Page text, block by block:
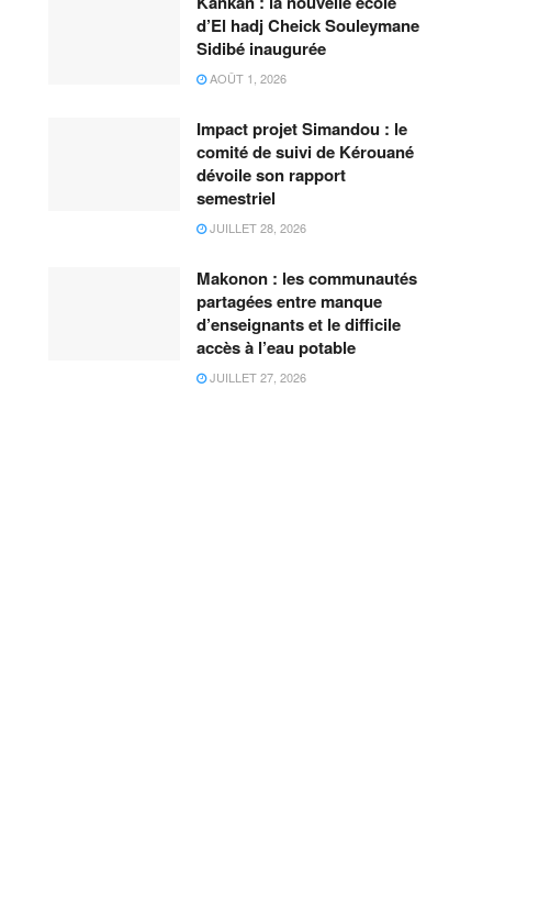
d’El hadj Cheick Souleymane
Sidibé inaugurée
AOÛT 1, 2026
Impact projet Simandou : le
comité de suivi de Kérouané
dévoile son rapport
semestriel
JUILLET 28, 2026
Makonon : les communautés
partagées entre manque
d’enseignants et le difficile
accès à l’eau potable
JUILLET 27, 2026